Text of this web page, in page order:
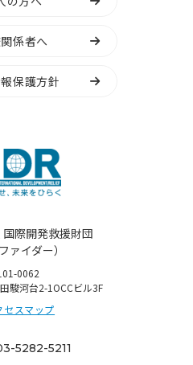
係者へ
保護方針
際開発救援財団
ァイダー）
0062
駿河台2-1OCCビル3F
セスマップ
5282-5211